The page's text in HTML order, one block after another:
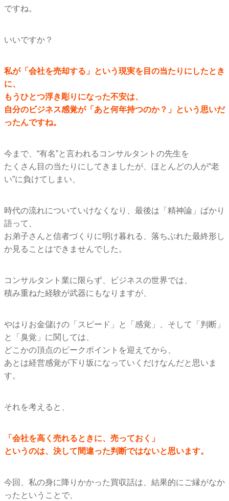
ですね。
いいですか？
私が「会社を売却する」という現実を目の当たりにしたとき
に、
もうひとつ浮き彫りになった不安は、
自分のビジネス感覚が「あと何年持つのか？」 という思いだ
ったんですね。
今まで、“有名”と言われるコンサルタントの先生を
たくさん目の当たりにしてきましたが、ほとんどの人が“老
い”に負けてしまい、
時代の流れについていけなくなり、最後は「精神論」 ばかり
語って、
お弟子さんと信者づくりに明け暮れる、 落ちぶれた最終形し
か見ることはできませんでした。
コンサルタント業に限らず、ビジネスの世界では、
積み重ねた経験が武器にもなりますが、
やはりお金儲けの「スピード」と「感覚」、そして「判断」
と「 臭覚」に関しては、
どこかの頂点のピークポイントを迎えてから、
あとは経営感覚が下り坂になっていくだけなんだと思いま
す。
それを考えると、
「会社を高く売れるときに、売っておく」
というのは、決して間違った判断ではないと思います。
今回、私の身に降りかかった買収話は、 結果的にご縁がなか
ったということで、